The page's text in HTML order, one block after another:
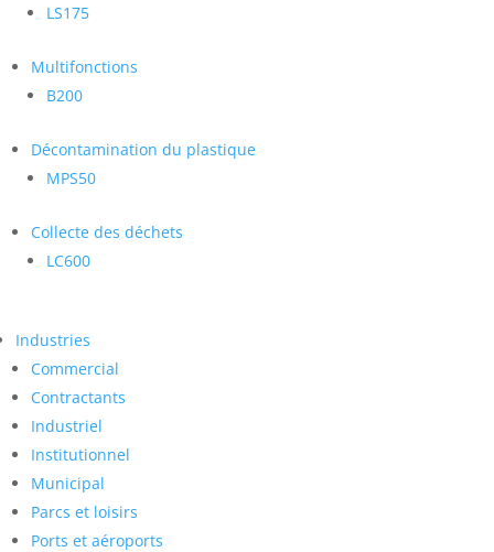
LS175
Multifonctions
B200
Décontamination du plastique
MPS50
Collecte des déchets
LC600
Industries
Commercial
Contractants
Industriel
Institutionnel
Municipal
Parcs et loisirs
Ports et aéroports